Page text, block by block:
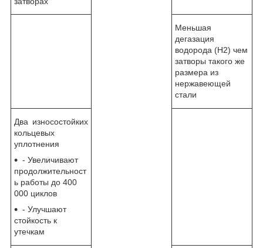
Меньшая
дегазация
водорода (H2) чем
затворы такого же
размера из
нержавеющей
стали
Два износостойких
кольцевых
уплотнения
- Увеличивают
продолжительност
ь работы до 400
000 циклов
- Улучшают
стойкость к
утечкам